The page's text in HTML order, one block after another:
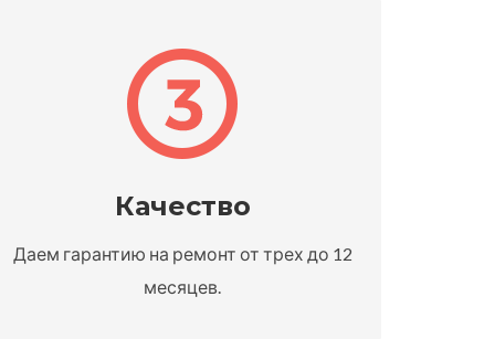
Качество
Даем гарантию на ремонт от трех до 12
месяцев.